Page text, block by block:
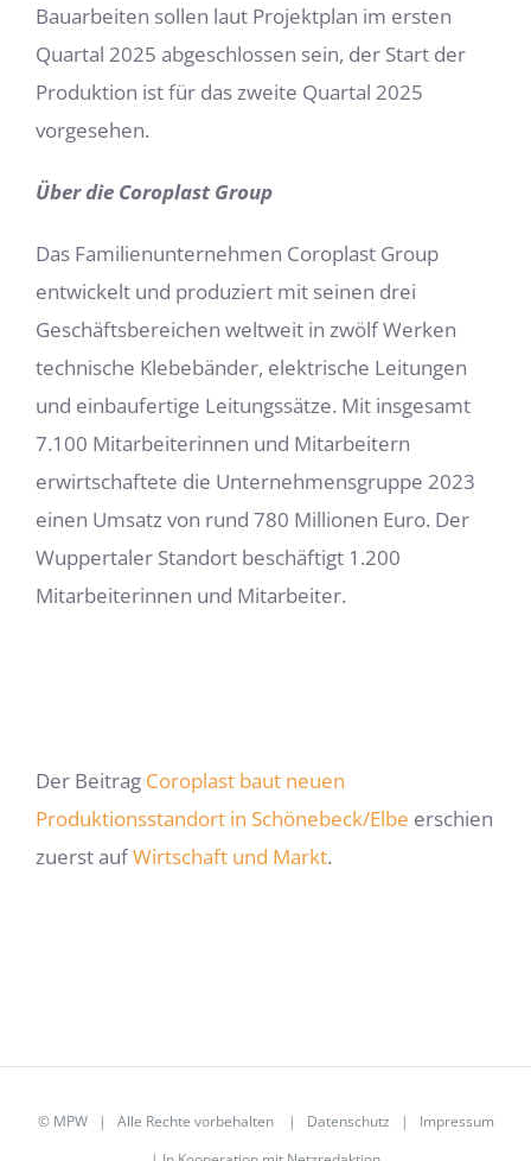
Bauarbeiten sollen laut Projektplan im ersten
Quartal 2025 abgeschlossen sein, der Start der
Produktion ist für das zweite Quartal 2025
vorgesehen.
Über die Coroplast Group
Das Familienunternehmen Coroplast Group
entwickelt und produziert mit seinen drei
Geschäftsbereichen weltweit in zwölf Werken
technische Klebebänder, elektrische Leitungen
und einbaufertige Leitungssätze. Mit insgesamt
7.100 Mitarbeiterinnen und Mitarbeitern
erwirtschaftete die Unternehmensgruppe 2023
einen Umsatz von rund 780 Millionen Euro. Der
Wuppertaler Standort beschäftigt 1.200
Mitarbeiterinnen und Mitarbeiter.
Der Beitrag Coroplast baut neuen
Produktionsstandort in Schönebeck/Elbe erschien
zuerst aufWirtschaft und Markt.
© MPW| Alle Rechte vorbehalten | Datenschutz | Impressum